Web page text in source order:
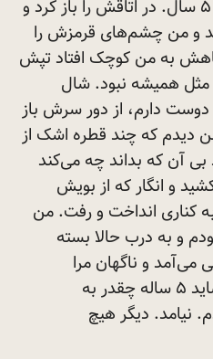
گمانم ۴ ساله بودم یا شاید ۵ سال. در اتاقش را باز کرد و
و من چشم‌های قرمزش را
به من کوچک افتاد تپش
همیشه نبود. شال
دارم، از دور سرش باز
که چند قطره اشک از
آن که بداند چه می‌کند
و انگار که از بویش
کناری انداخت و رفت. من
و به درب حالا بسته
و ناگهان مرا
می‌بوسید و من ۴ ساله یا شاید ۵ ساله چقدر به
نیامد. دیگر هیچ